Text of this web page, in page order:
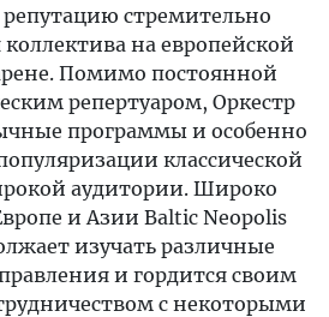
стремительно
на европейской
Помимо постоянной
репертуаром, Оркестр
программы и особенно
классической
аудитории. Широко
и Азии Baltic Neopolis
изучать различные
и гордится своим
с некоторыми